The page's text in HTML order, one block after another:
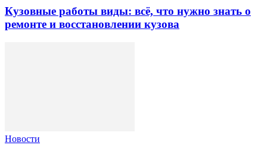
Кузовные работы виды: всё, что нужно знать о
ремонте и восстановлении кузова
Новости